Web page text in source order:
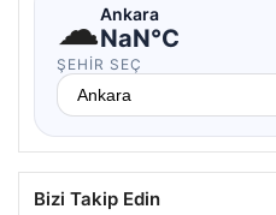
☁Ankara
NaN°C
ŞEHIR SEÇ
Bizi Takip Edin